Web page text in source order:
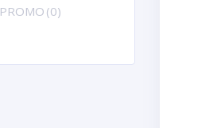
PROMO (0)